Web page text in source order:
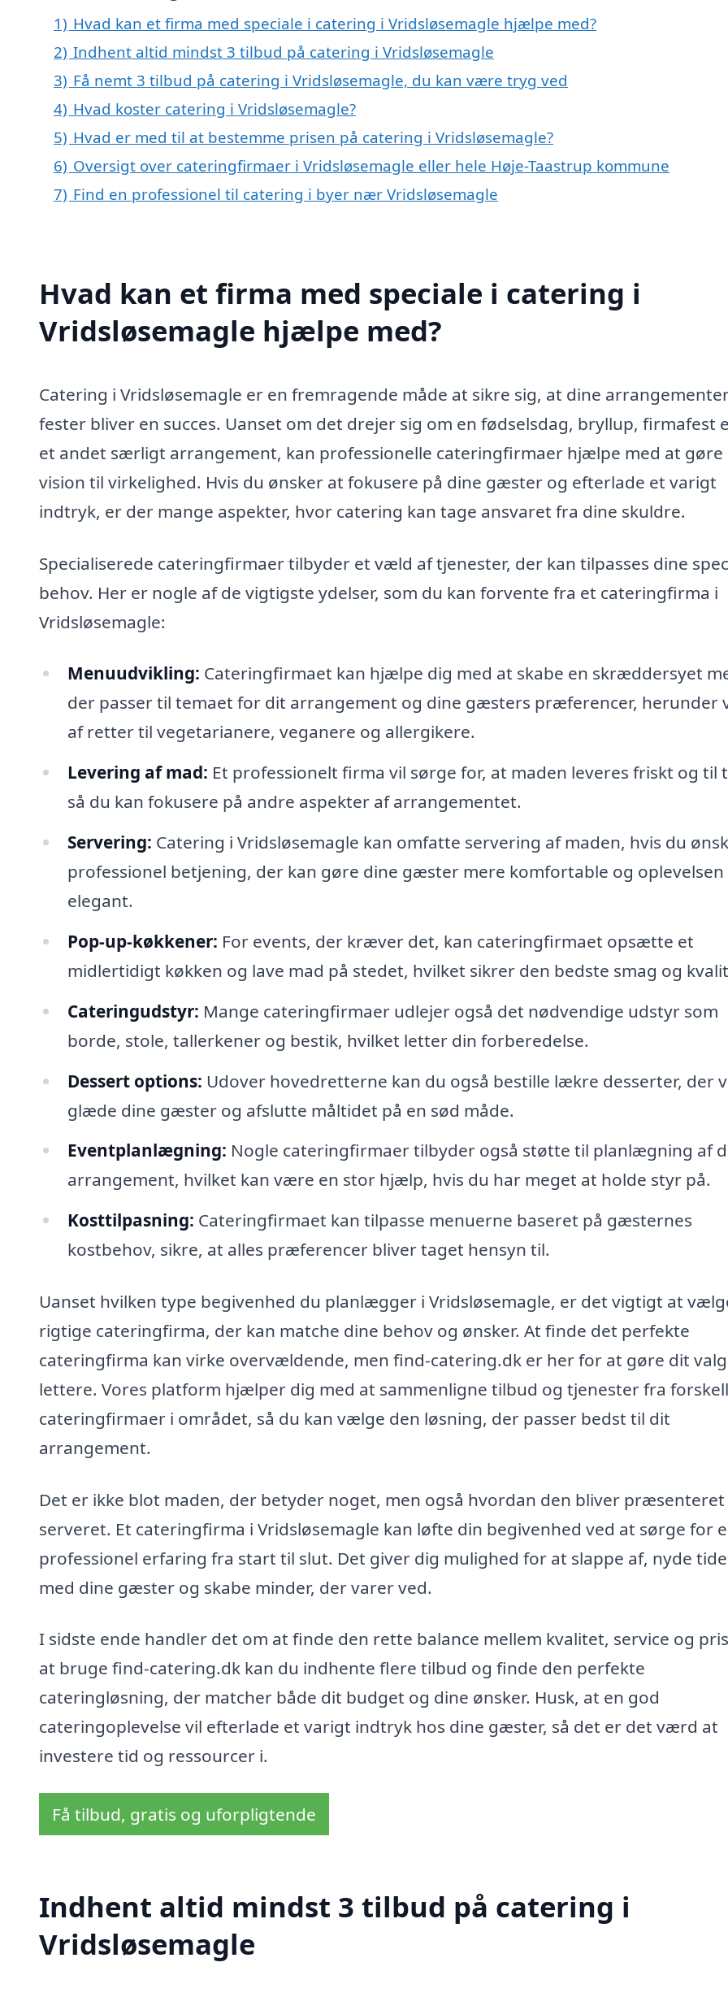
1) Hvad kan et firma med speciale i catering i Vridsløsemagle hjælpe med?
2) Indhent altid mindst 3 tilbud på catering i Vridsløsemagle
3) Få nemt 3 tilbud på catering i Vridsløsemagle, du kan være tryg ved
4) Hvad koster catering i Vridsløsemagle?
5) Hvad er med til at bestemme prisen på catering i Vridsløsemagle?
6) Oversigt over cateringfirmaer i Vridsløsemagle eller hele Høje-Taastrup kommune
7) Find en professionel til catering i byer nær Vridsløsemagle
Hvad kan et firma med speciale i catering i
Vridsløsemagle hjælpe med?
Catering i Vridsløsemagle er en fremragende måde at sikre sig, at dine
fester bliver en succes. Uanset om det drejer sig om en fødselsdag, bryllup, firmafest
et andet særligt arrangement, kan professionelle cateringfirmaer hjælpe med at gøre
vision til virkelighed. Hvis du ønsker at fokusere på dine gæster og efterlade et varigt
indtryk, er der mange aspekter, hvor catering kan tage ansvaret fra dine skuldre.
Specialiserede cateringfirmaer tilbyder et væld af tjenester, der kan tilpasses dine
behov. Her er nogle af de vigtigste ydelser, som du kan forvente fra et cateringfirma i
Vridsløsemagle:
Menuudvikling: Cateringfirmaet kan hjælpe dig med at skabe en skræddersyet
der passer til temaet for dit arrangement og dine gæsters præferencer, herunder
af retter til vegetarianere, veganere og allergikere.
Levering af mad: Et professionelt firma vil sørge for, at maden leveres friskt og til
så du kan fokusere på andre aspekter af arrangementet.
Servering: Catering i Vridsløsemagle kan omfatte servering af maden, hvis du
professionel betjening, der kan gøre dine gæster mere komfortable og oplevelsen
elegant.
Pop-up-køkkener: For events, der kræver det, kan cateringfirmaet opsætte et
midlertidigt køkken og lave mad på stedet, hvilket sikrer den bedste smag og
Cateringudstyr: Mange cateringfirmaer udlejer også det nødvendige udstyr som
borde, stole, tallerkener og bestik, hvilket letter din forberedelse.
Dessert options: Udover hovedretterne kan du også bestille lækre desserter, der
glæde dine gæster og afslutte måltidet på en sød måde.
Eventplanlægning: Nogle cateringfirmaer tilbyder også støtte til planlægning af
arrangement, hvilket kan være en stor hjælp, hvis du har meget at holde styr på.
Kosttilpasning: Cateringfirmaet kan tilpasse menuerne baseret på gæsternes
kostbehov, sikre, at alles præferencer bliver taget hensyn til.
Uanset hvilken type begivenhed du planlægger i Vridsløsemagle, er det vigtigt at
rigtige cateringfirma, der kan matche dine behov og ønsker. At finde det perfekte
cateringfirma kan virke overvældende, men find-catering.dk er her for at gøre dit valg
lettere. Vores platform hjælper dig med at sammenligne tilbud og tjenester fra
cateringfirmaer i området, så du kan vælge den løsning, der passer bedst til dit
arrangement.
Det er ikke blot maden, der betyder noget, men også hvordan den bliver præsenteret
serveret. Et cateringfirma i Vridsløsemagle kan løfte din begivenhed ved at sørge for
professionel erfaring fra start til slut. Det giver dig mulighed for at slappe af, nyde
med dine gæster og skabe minder, der varer ved.
I sidste ende handler det om at finde den rette balance mellem kvalitet, service og
at bruge find-catering.dk kan du indhente flere tilbud og finde den perfekte
cateringløsning, der matcher både dit budget og dine ønsker. Husk, at en god
cateringoplevelse vil efterlade et varigt indtryk hos dine gæster, så det er det værd at
investere tid og ressourcer i.
Få tilbud, gratis og uforpligtende
Indhent altid mindst 3 tilbud på catering i
Vridsløsemagle